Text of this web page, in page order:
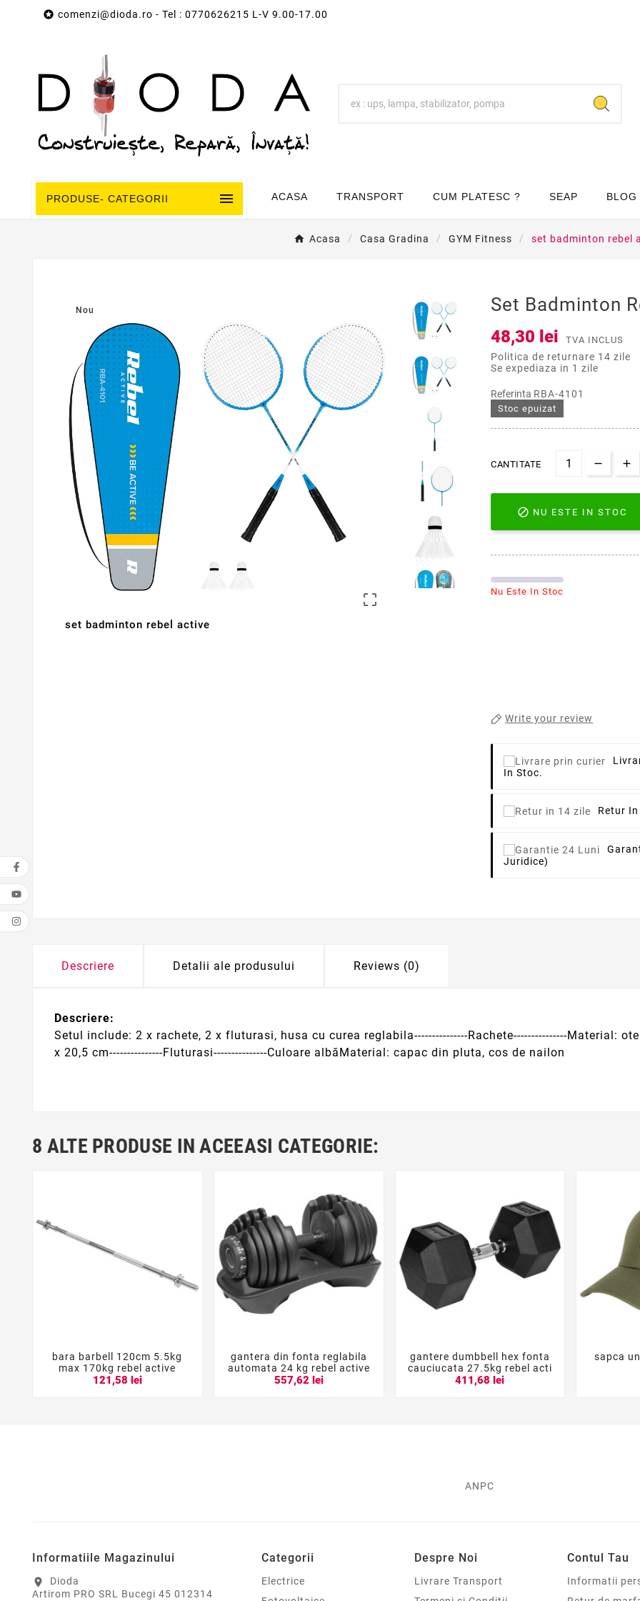
 comenzi@dioda.ro - Tel : 0770626215 L-V 9.00-17.00
PRODUSE- CATEGORII  ACASA TRANSPORT CUM PLATESC ? SEAP BLOG
Acasa Casa Gradina GYM Fitness set badminton rebel
Nou

set badminton rebel active
Set Badminton
48,30 lei TVA INCLUS
Politica de returnare 14 zile
Se expediaza in 1 zile
Referinta RBA-4101
Stoc epuizat
CANTITATE
 NU ESTE IN STOC
Nu Este In Stoc
Write your review
In Stoc.
Retur
Juridice)
Descriere Detalii ale produsului Reviews (0)
Descriere:
Setul include: 2 x rachete, 2 x fluturasi, husa cu curea reglabila---------------Rachete---------------Material:
x 20,5 cm---------------Fluturasi---------------Culoare albăMaterial: capac din pluta, cos de nailon
8 ALTE PRODUSE IN ACEEASI CATEGORIE:
  
bara barbell 120cm 5.5kg
max 170kg rebel active
121,58 lei
  
gantera din fonta reglabila
automata 24 kg rebel active
557,62 lei
  
gantere dumbbell hex fonta
cauciucata 27.5kg rebel acti
411,68 lei
sapca
ANPC
Informatiile Magazinului
location_on
Dioda
Artirom PRO SRL Bucegi 45 012314
Categorii
Electrice
Despre Noi
Livrare Transport
Contul Tau
Informatii